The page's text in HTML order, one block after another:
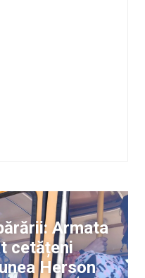
Armata
cetățeni
Herson